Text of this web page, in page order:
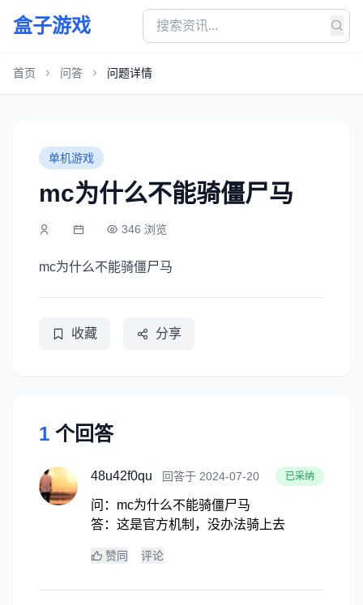
盒子游戏
首页 问答 问题详情
单机游戏
mc为什么不能骑僵尸马
346 浏览
mc为什么不能骑僵尸马
收藏 分享
1 个回答
48u42f0qu 回答于 2024-07-20 已采纳
问：mc为什么不能骑僵尸马
答：这是官方机制，没办法骑上去
赞同 评论